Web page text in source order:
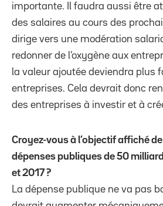
importante. Il faudra aussi être
des salaires au cours des
dirige vers une modération
redonner de l’oxygène aux
la valeur ajoutée deviendra plus
entreprises. Cela devrait donc
des entreprises à investir et à
Croyez-vous à l’objectif affiché
dépenses publiques de 50
et 2017 ?
La dépense publique ne va pas